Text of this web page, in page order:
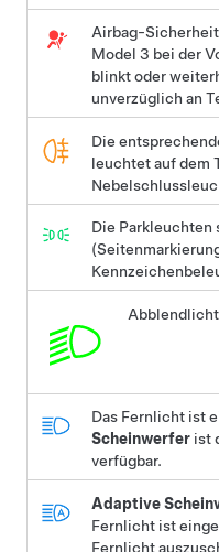
Airbag-
Model 3 bei der
blinkt oder
unverzüglich an
Die
leuchtet auf dem
Die
Das Fernlicht ist
Scheinwerfer ist
verfügbar.
Adaptive
Fernlicht ist
Fernlicht